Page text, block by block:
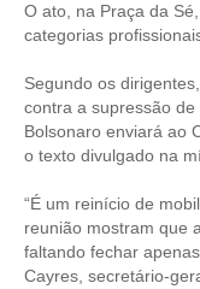
PERSONALIDADES
TRANSPARÊNCIA
JURÍDICO
CONSULTORIA
ACORDOS,
O ato, na Praça da
categorias
Segundo os
contra a supressão
Bolsonaro enviará ao
o texto divulgado na
“É um reinício de
reunião mostram que
faltando fechar
Cayres, secretário-